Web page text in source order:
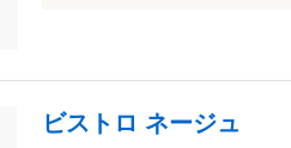
ビストロ ネージュ